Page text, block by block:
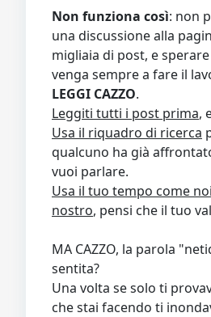
Non funziona così: non
una discussione alla
migliaia di post, e
venga sempre a fare il
LEGGI CAZZO.
Leggiti tutti i post prima,
Usa il riquadro di ricerca
qualcuno ha già
vuoi parlare.
Usa il tuo tempo come
nostro, pensi che il tuo
MA CAZZO, la parola
sentita?
Una volta se solo ti
che stai facendo ti